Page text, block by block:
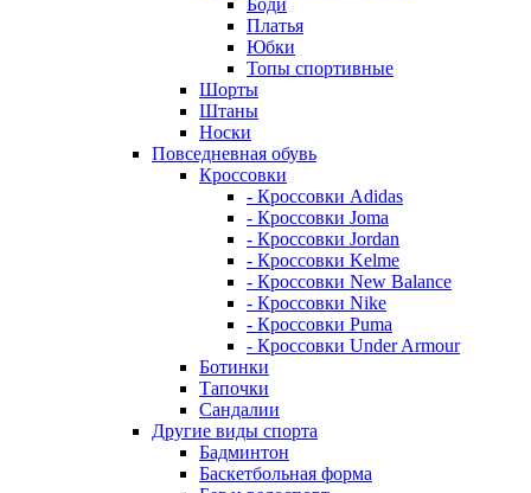
Боди
Платья
Юбки
Топы спортивные
Шорты
Штаны
Носки
Повседневная обувь
Кроссовки
- Кроссовки Adidas
- Кроссовки Joma
- Кроссовки Jordan
- Кроссовки Kelme
- Кроссовки New Balance
- Кроссовки Nike
- Кроссовки Puma
- Кроссовки Under Armour
Ботинки
Тапочки
Сандалии
Другие виды спорта
Бадминтон
Баскетбольная форма